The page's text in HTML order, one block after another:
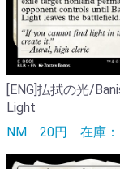
[ENG]払拭の光/
Light
NM 20円 在庫